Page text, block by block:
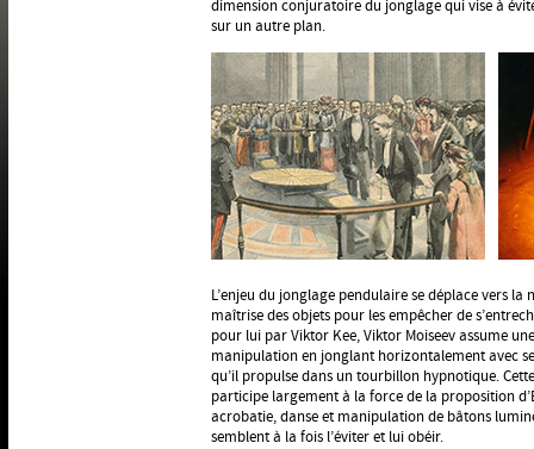
dimension conjuratoire du jonglage qui vise à
sur un autre plan.
L’enjeu du jonglage pendulaire se déplace vers
maîtrise des objets pour les empêcher de
pour lui par Viktor Kee, Viktor Moiseev assume
manipulation en jonglant horizontalement avec
qu’il propulse dans un tourbillon hypnotique.
participe largement à la force de la proposition
acrobatie, danse et manipulation de bâtons
semblent à la fois l’éviter et lui obéir.